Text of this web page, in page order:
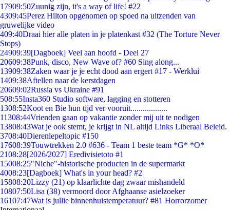
17909:50Zuunig zijn, it's a way of life! #22
4309:45Perez Hilton opgenomen op spoed na uitzenden van
gruwelijke video
409:40Draai hier alle platen in je platenkast #32 (The Torture Never
Stops)
24909:39[Dagboek] Veel aan hoofd - Deel 27
20609:38Punk, disco, New Wave of? #60 Sing along...
13909:38Zaken waar je je echt dood aan ergert #17 - Werklui
1409:38Aftellen naar de kerstdagen
20609:02Russia vs Ukraine #91
508:55Insta360 Studio software, lagging en stotteren
1308:52Koot en Bie hun tijd ver vooruit..................
11308:44Vrienden gaan op vakantie zonder mij uit te nodigen
13808:43Wat je ook stemt, je krijgt in NL altijd Links Liberaal Beleid.
3708:40Dierenlepeltopic #150
17608:39Touwtrekken 2.0 #636 - Team 1 beste team *G* *O*
2108:28[2026/2027] Eredivisietoto #1
15008:25"Niche"-historische producten in de supermarkt
4008:23[Dagboek] What's in your head? #2
15808:20Lizzy (21) op klaarlichte dag zwaar mishandeld
10807:50Lisa (38) vermoord door Afghaanse asielzoeker
16107:47Wat is jullie binnenhuistemperatuur? #81 Horrorzomer